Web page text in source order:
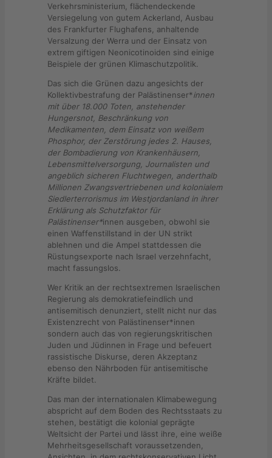
Verkehrsministerium, flächendeckende
Versiegelung von gutem Ackerland, Ausbau
des Frankfurter Flughafens, anhaltende
Versalzung der Werra und der Einsatz von
extrem giftigen Neonicotinoiden sind einige
Beispiele der grünen Klimaschutzpolitik.
Das sich die Grünen dazu angesichts der
Kollektivbestrafung der Palästinenser*innen
mit über 18.000 Toten, anstehender
Hungersnot, Beschränkung von
Medikamenten, dem Einsatz von weißem
Phosphor, der Zerstörung jedes 2. Hauses,
der Bombadierung von Krankenhäusern,
Lebensmittelversorgung, Journalisten und
angeblich sicheren Fluchtwegen, anderthalb
Millionen Zwangsvertriebenen und kolonialem
Siedlerterrorismus im Westjordanland in ihrer
Erklärung als Schutzfaktor für
Palästinenser*innen ausgeben, obwohl sie
einen Waffenstillstand in der UN strikt
ablehnen und die Ampel stattdessen die
Rüstungsexporte nach Israel verzehnfacht,
macht fassungslos.
Wer Kritik an der rechtsextremen Israelischen
Regierung als demokratiefeindlich und
antisemitisch denunziert, stellt nicht nur das
Existenzrecht von Palästinenser*innen
sondern auch das von regierungskritischen
Juden und Jüdinnen in Frage und befeuert
rassistische Diskurse, deren Akzeptanz
ebenso den Nährboden für antisemitische
Kräfte bildet.
Das man der internationalen Klimabewegung
abspricht auf dem Boden des Rechtsstaats zu
stehen, bestätigt die kolonial geprägte
Weltsicht der Partei und lässt ihre, eine weiße
Mehrheitsgesellschaft voraussetzenden,